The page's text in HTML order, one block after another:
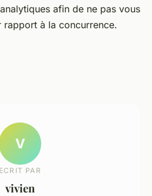
afin de ne pas vous
à la concurrence.
V
ECRIT PAR
vivien